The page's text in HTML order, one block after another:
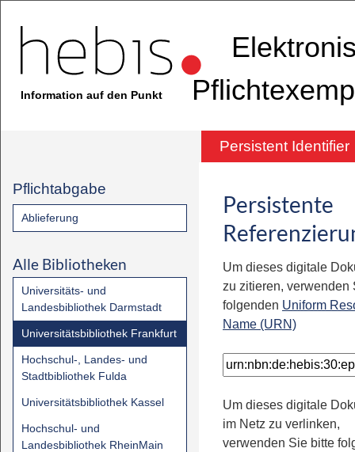
Information auf den Punkt
Persistent Identifier
Pflichtabgabe
Ablieferung
Alle Bibliotheken
Universitäts- und
Landesbibliothek Darmstadt
Universitätsbibliothek Frankfurt
Hochschul-, Landes- und
Stadtbibliothek Fulda
Universitätsbibliothek Kassel
Hochschul- und
Landesbibliothek RheinMain
Persistente
Um dieses digitale
zu zitieren, verwenden
folgenden Uniform
Name (URN)
Um dieses digitale
im Netz zu verlinken,
verwenden Sie bitte